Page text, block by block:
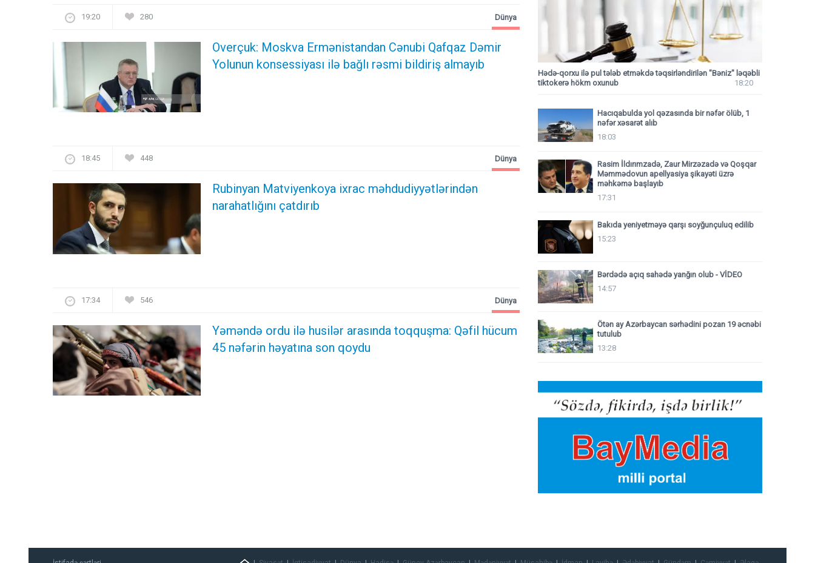
19:20 280
Overçuk: Moskva Ermənistandan Cənubi Qafqaz Dəmir
Yolunun konsessiyası ilə bağlı rəsmi bildiriş almayıb
Dünya
18:45 448
Rubinyan Matviyenkoya ixrac məhdudiyyətlərindən
narahatlığını çatdırıb
Dünya
17:34 546
Yəməndə ordu ilə husilər arasında toqquşma: Qəfil hücum
45 nəfərin həyatına son qoydu
Dünya
Hədə-qorxu ilə pul tələb etməkdə təqsirləndirilən "Bəniz" ləqəbli
tiktokerə hökm oxunub
18:20
Hacıqabulda yol qəzasında bir nəfər ölüb, 1
nəfər xəsarət alıb
18:03
Rasim İldırımzadə, Zaur Mirzəzadə və Qoşqar
Məmmədovun apellyasiya şikayəti üzrə
məhkəmə başlayıb
17:31
Bakıda yeniyetməyə qarşı soyğunçuluq edilib
15:23
Bərdədə açıq sahədə yanğın olub - VİDEO
14:57
Ötən ay Azərbaycan sərhədini pozan 19 əcnəbi
tutulub
13:28